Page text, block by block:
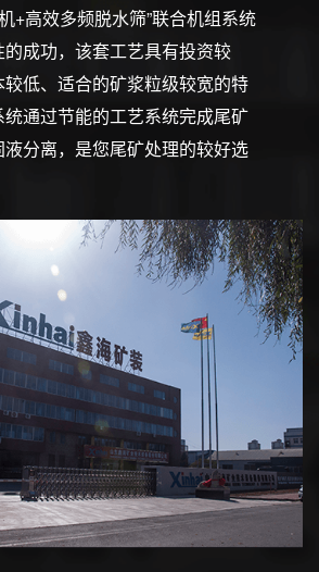
+高效多频脱水筛”联合机组系统
成功，该套工艺具有投资较
低、适合的矿浆粒级较宽的特
通过节能的工艺系统完成尾矿
分离，是您尾矿处理的较好选